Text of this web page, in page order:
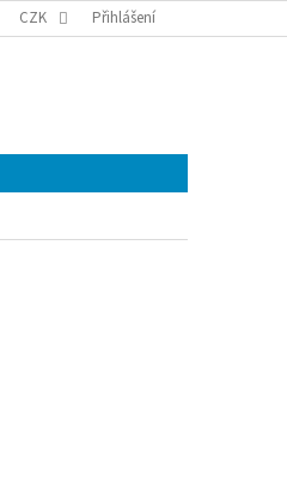
REKLAMACE
CZK Přihlášení